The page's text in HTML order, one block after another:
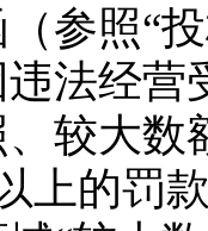
参照“
法经营
较大数
上的罚